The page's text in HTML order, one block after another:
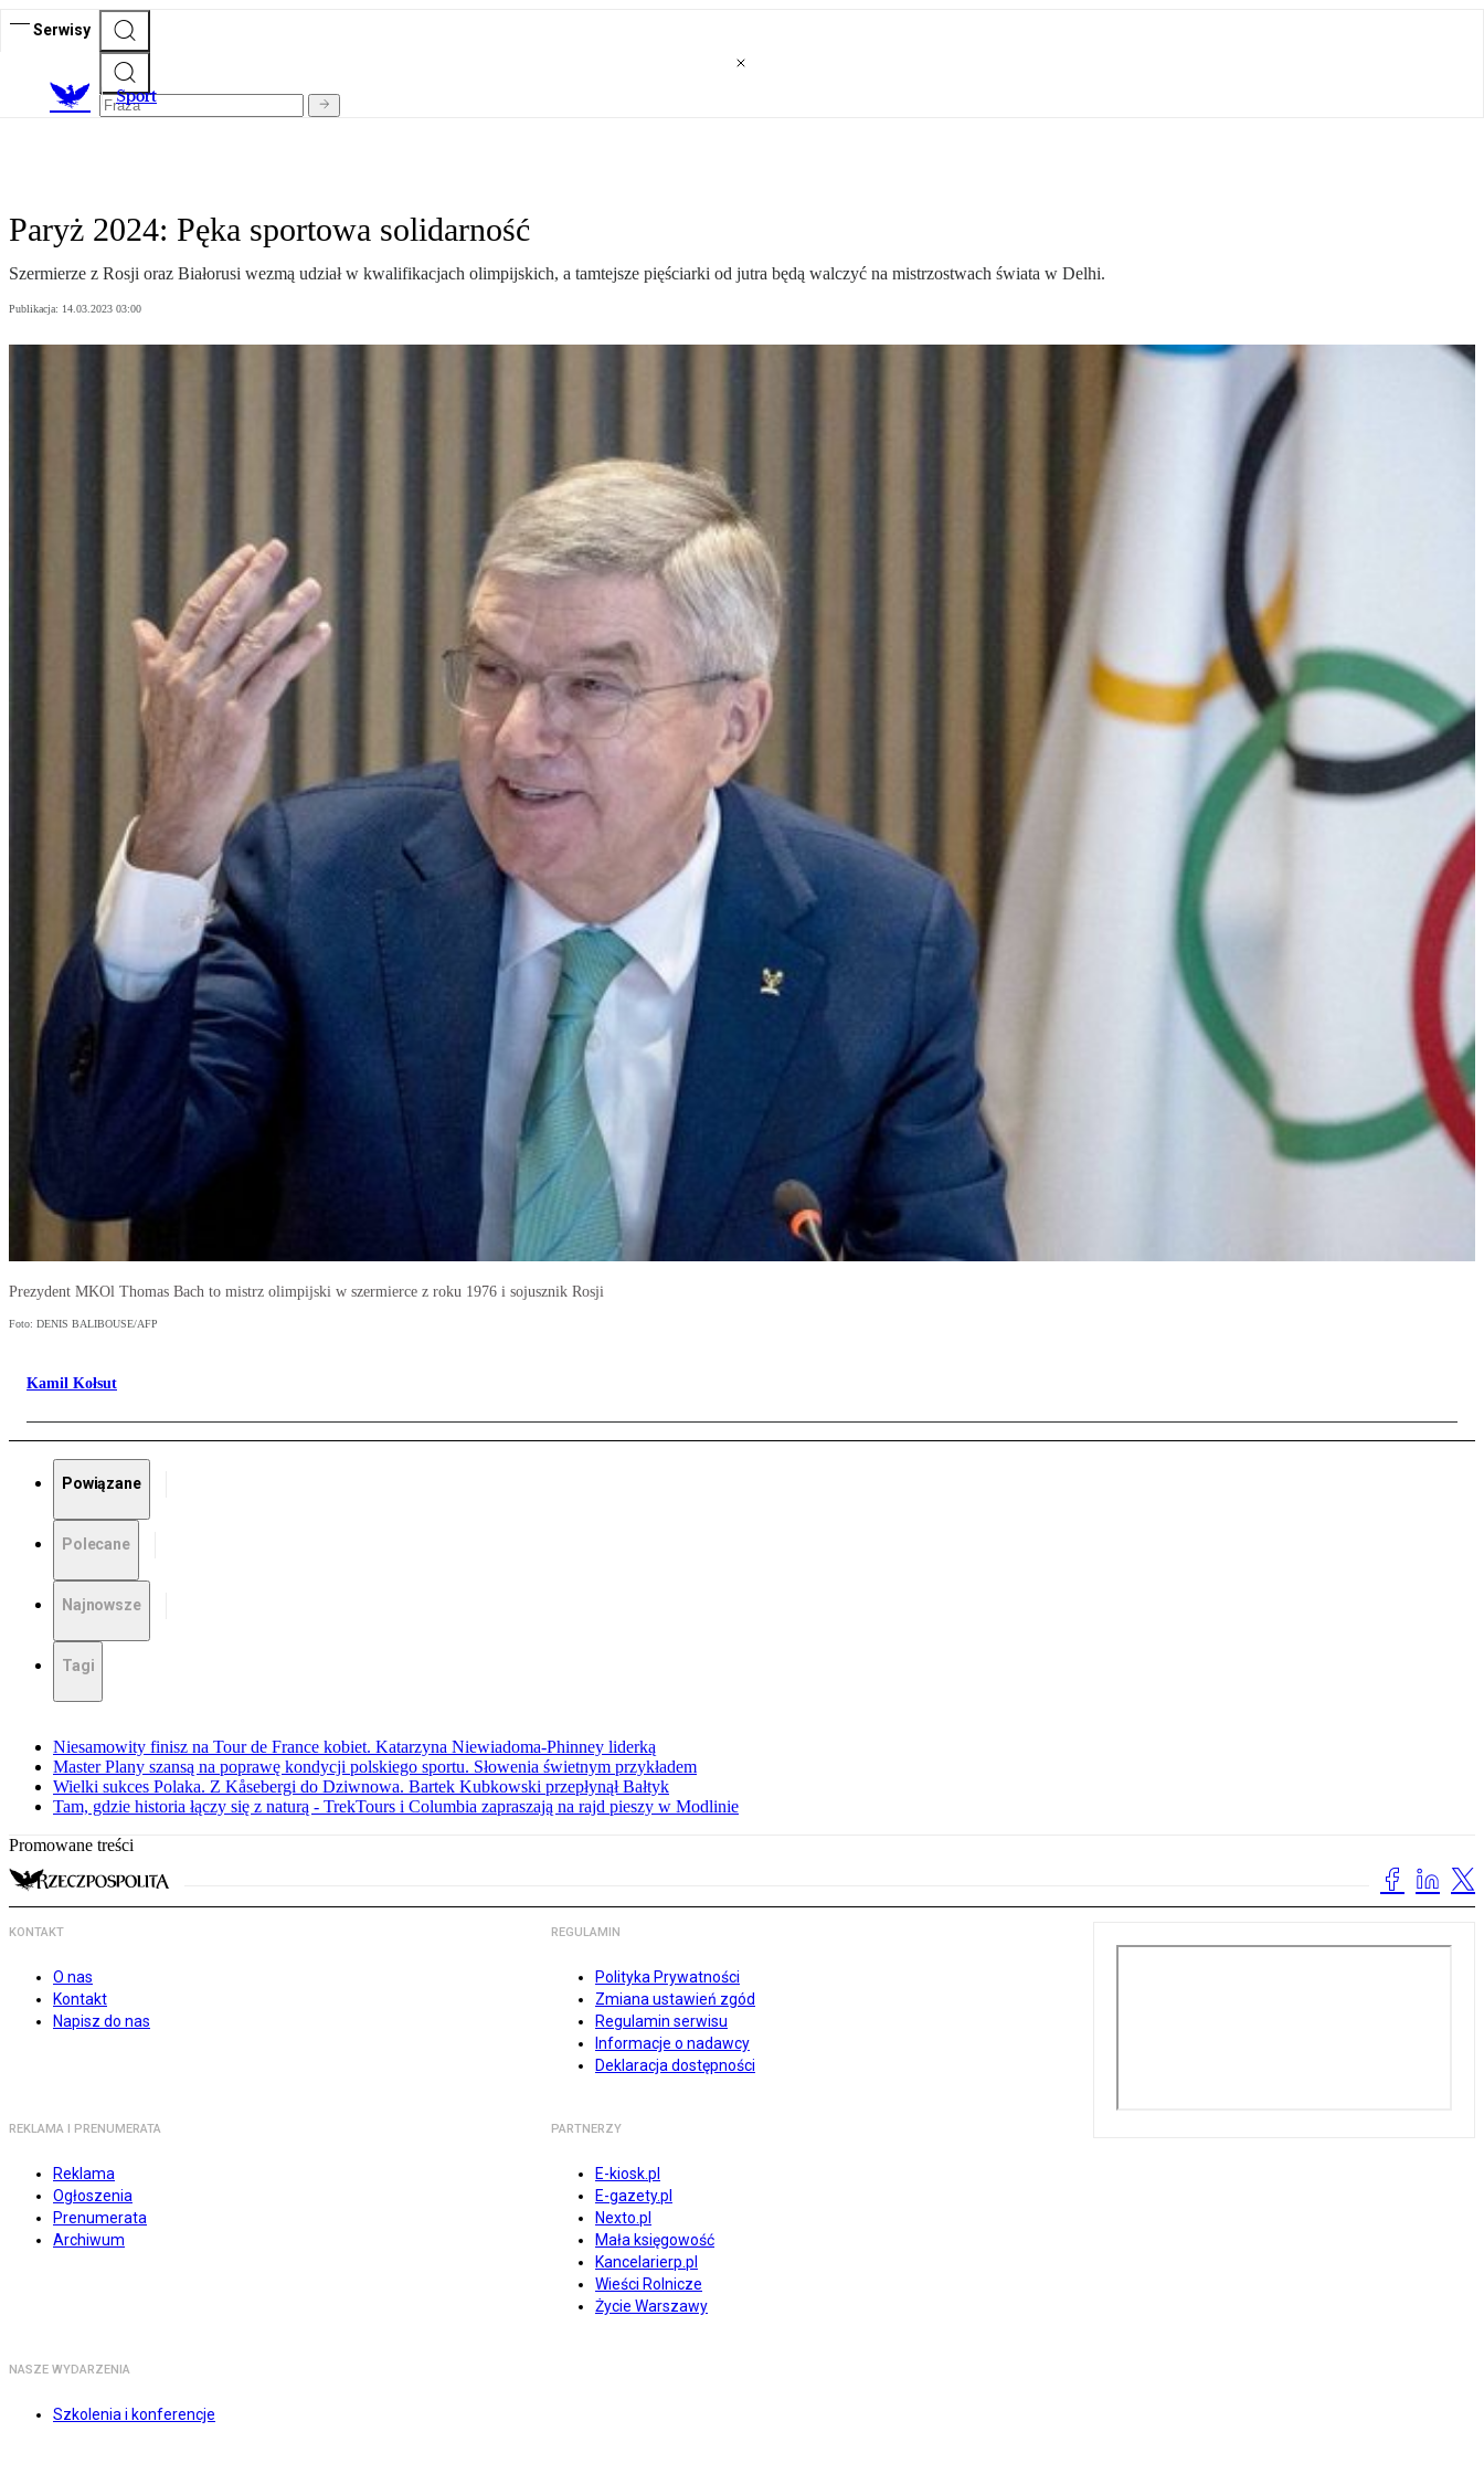
Serwisy
Sport
Paryż 2024: Pęka sportowa solidarność
Szermierze z Rosji oraz Białorusi wezmą udział w kwalifikacjach olimpijskich, a tamtejsze pięściarki od jutra będą walczyć na mistrzostwach świata w Delhi.
Publikacja: 14.03.2023 03:00
Prezydent MKOl Thomas Bach to mistrz olimpijski w szermierce z roku 1976 i sojusznik Rosji
Foto: DENIS BALIBOUSE/AFP
Kamil Kołsut
Powiązane
Polecane
Najnowsze
Tagi
Niesamowity finisz na Tour de France kobiet. Katarzyna Niewiadoma-Phinney liderką
Master Plany szansą na poprawę kondycji polskiego sportu. Słowenia świetnym przykładem
Wielki sukces Polaka. Z Kåsebergi do Dziwnowa. Bartek Kubkowski przepłynął Bałtyk
Tam, gdzie historia łączy się z naturą - TrekTours i Columbia zapraszają na rajd pieszy w Modlinie
Promowane treści
KONTAKT
O nas
Kontakt
Napisz do nas
REGULAMIN
Polityka Prywatności
Zmiana ustawień zgód
Regulamin serwisu
Informacje o nadawcy
Deklaracja dostępności
REKLAMA I PRENUMERATA
Reklama
Ogłoszenia
Prenumerata
Archiwum
PARTNERZY
E-kiosk.pl
E-gazety.pl
Nexto.pl
Mała księgowość
Kancelarierp.pl
Wieści Rolnicze
Życie Warszawy
NASZE WYDARZENIA
Szkolenia i konferencje